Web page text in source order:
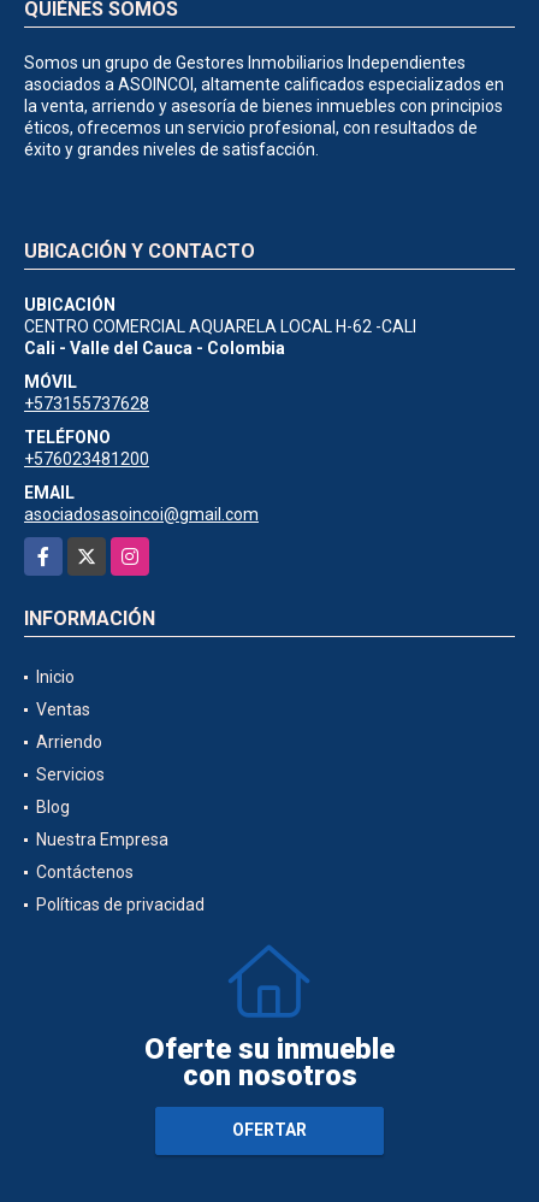
QUIÉNES SOMOS
Somos un grupo de Gestores Inmobiliarios Independientes
asociados a ASOINCOI, altamente calificados especializados en
la venta, arriendo y asesoría de bienes inmuebles con principios
éticos, ofrecemos un servicio profesional, con resultados de
éxito y grandes niveles de satisfacción.
UBICACIÓN Y CONTACTO
UBICACIÓN
CENTRO COMERCIAL AQUARELA LOCAL H-62 -CALI
Cali - Valle del Cauca - Colombia
MÓVIL
+573155737628
TELÉFONO
+576023481200
EMAIL
asociadosasoincoi@gmail.com
Facebook
Instagram
INFORMACIÓN
Inicio
Ventas
Arriendo
Servicios
Blog
Nuestra Empresa
Contáctenos
Políticas de privacidad
Oferte su inmueble
con nosotros
OFERTAR